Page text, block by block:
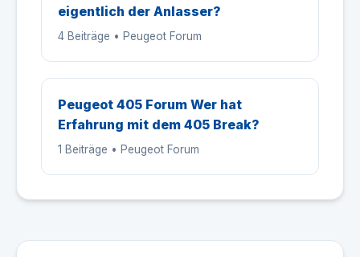
eigentlich der Anlasser?
4 Beiträge • Peugeot Forum
Peugeot 405 Forum Wer hat
Erfahrung mit dem 405 Break?
1 Beiträge • Peugeot Forum